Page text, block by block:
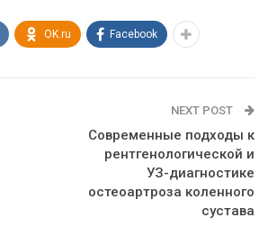
OK.ru Facebook
NEXT POST
Современные подходы к
рентгенологической и
УЗ-диагностике
остеоартроза коленного
сустава